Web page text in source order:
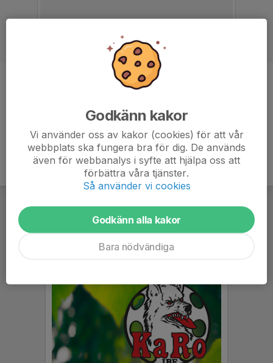
Tränare
Godkänn kakor
Vi använder oss av kakor (cookies) för att vår
webbplats ska fungera bra för dig. De används
även för webbanalys i syfte att hjälpa oss att
förbättra våra tjänster.
Så använder vi cookies
Godkänn alla kakor
Bara nödvändiga